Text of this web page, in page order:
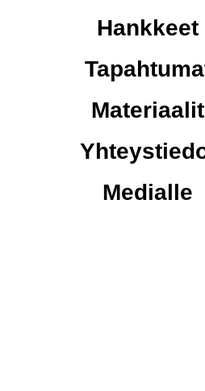
Hankkeet
Materiaalit
Medialle